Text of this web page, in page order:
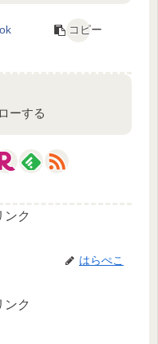
コピー
ーする
ンク
はらぺこ
ンク